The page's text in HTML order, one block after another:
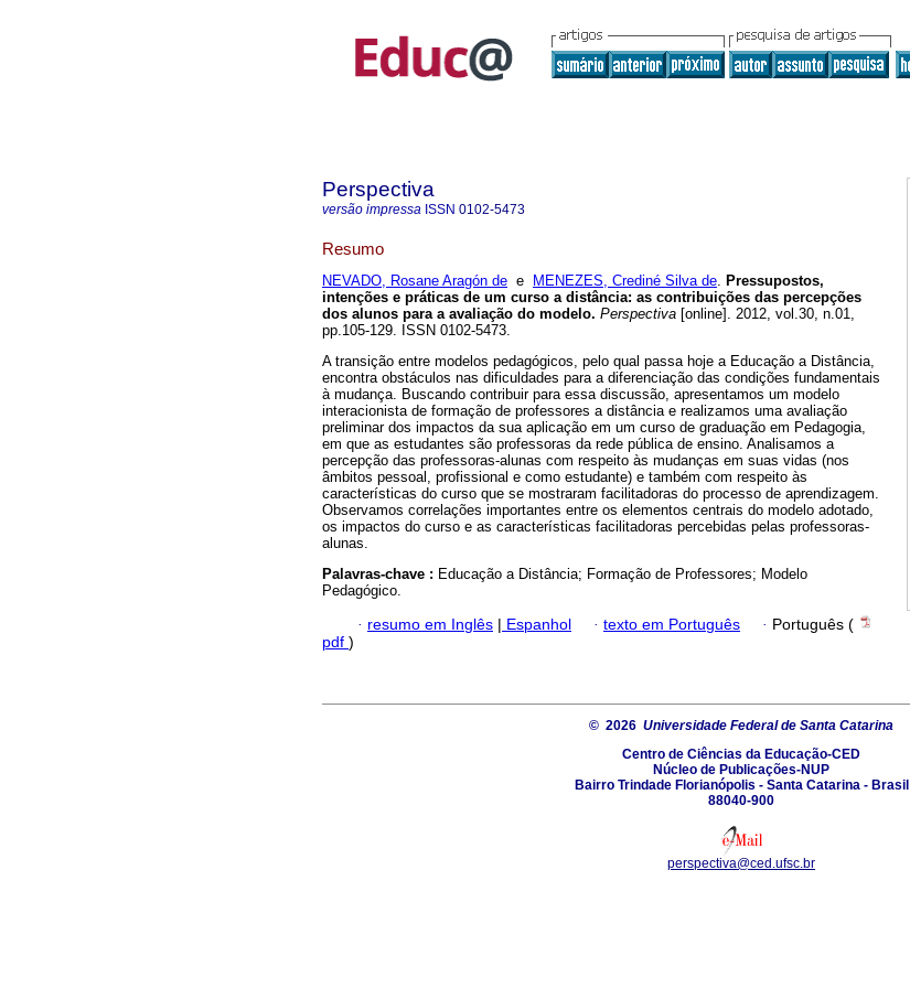
Perspectiva
versão impressa ISSN 0102-5473
Resumo
NEVADO, Rosane Aragón de e MENEZES, Crediné Silva de. Pressupostos,
intenções e práticas de um curso a distância: as contribuições das percepções
dos alunos para a avaliação do modelo. Perspectiva [online]. 2012, vol.30, n.01,
pp.105-129. ISSN 0102-5473.
A transição entre modelos pedagógicos, pelo qual passa hoje a Educação a Distância,
encontra obstáculos nas dificuldades para a diferenciação das condições fundamentais
à mudança. Buscando contribuir para essa discussão, apresentamos um modelo
interacionista de formação de professores a distância e realizamos uma avaliação
preliminar dos impactos da sua aplicação em um curso de graduação em Pedagogia,
em que as estudantes são professoras da rede pública de ensino. Analisamos a
percepção das professoras-alunas com respeito às mudanças em suas vidas (nos
âmbitos pessoal, profissional e como estudante) e também com respeito às
características do curso que se mostraram facilitadoras do processo de aprendizagem.
Observamos correlações importantes entre os elementos centrais do modelo adotado,
os impactos do curso e as características facilitadoras percebidas pelas professoras-
alunas.
Palavras-chave : Educação a Distância; Formação de Professores; Modelo
Pedagógico.
· resumo em Inglês | Espanhol · texto em Português · Português (
pdf )
© 2026 Universidade Federal de Santa Catarina
Centro de Ciências da Educação-CED
Núcleo de Publicações-NUP
Bairro Trindade Florianópolis - Santa Catarina - Brasil
88040-900
perspectiva@ced.ufsc.br